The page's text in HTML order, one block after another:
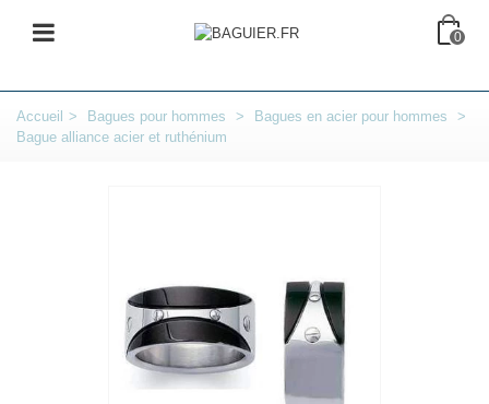
0
Accueil > Bagues pour hommes > Bagues en acier pour hommes
>
Bague alliance acier et ruthénium